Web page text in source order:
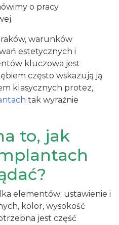
o pracy
warunków
estetycznych i
kluczowa jest
często wskazują ją
klasycznych protez,
tak wyraźnie
to, jak
elementów: ustawienie i
kolor, wysokość
jest część